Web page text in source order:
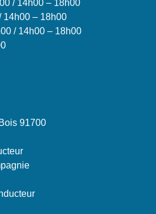
/ 14h00 – 18h00
14h00 – 18h00
/ 14h00 – 18h00
91700